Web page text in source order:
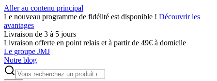
Aller au contenu principal
Le nouveau programme de fidélité est disponible ! Découvrir les
avantages
Livraison de 3 à 5 jours
Livraison offerte en point relais et à partir de 49€ à domicile
Le groupe JMJ
Notre blog